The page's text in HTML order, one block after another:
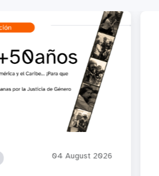
04 August 2026